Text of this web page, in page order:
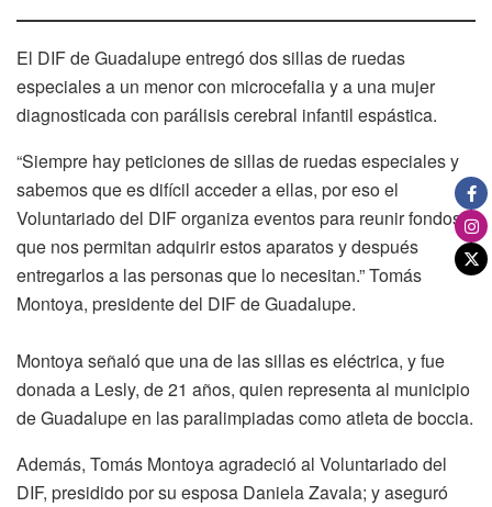
El DIF de Guadalupe entregó dos sillas de ruedas
especiales a un menor con microcefalia y a una mujer
diagnosticada con parálisis cerebral infantil espástica.
“Siempre hay peticiones de sillas de ruedas especiales y
sabemos que es difícil acceder a ellas, por eso el
Voluntariado del DIF organiza eventos para reunir fondos
que nos permitan adquirir estos aparatos y después
entregarlos a las personas que lo necesitan.” Tomás
Montoya, presidente del DIF de Guadalupe.
Montoya señaló que una de las sillas es eléctrica, y fue
donada a Lesly, de 21 años, quien representa al municipio
de Guadalupe en las paralimpiadas como atleta de boccia.
Además, Tomás Montoya agradeció al Voluntariado del
DIF, presidido por su esposa Daniela Zavala; y aseguró